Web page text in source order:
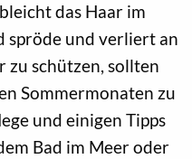
das Haar im
spröde und verliert an
zu schützen, sollten
Sommermonaten zu
und einigen Tipps
Bad im Meer oder